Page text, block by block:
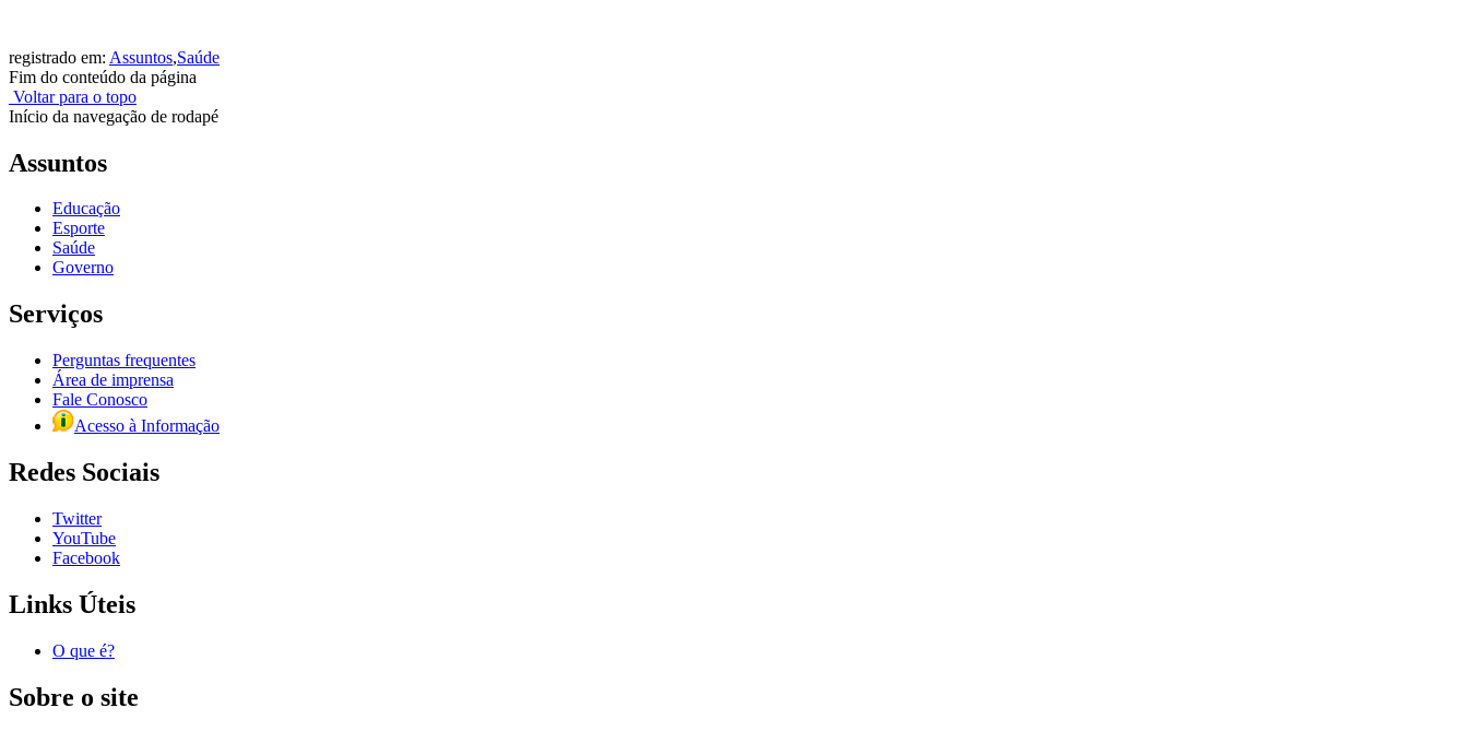
registrado em: Assuntos,Saúde
Fim do conteúdo da página
Voltar para o topo
Início da navegação de rodapé
Assuntos
Educação
Esporte
Saúde
Governo
Serviços
Perguntas frequentes
Área de imprensa
Fale Conosco
Acesso à Informação
Redes Sociais
Twitter
YouTube
Facebook
Links Úteis
O que é?
Sobre o site